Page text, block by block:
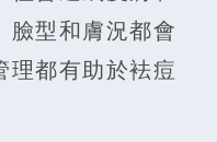
臉型和膚況都會
理都有助於袪痘